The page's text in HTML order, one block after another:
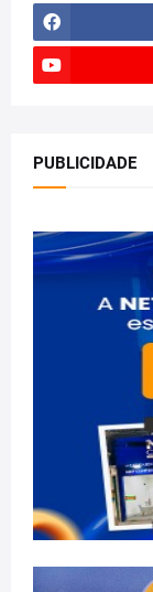
PUBLICIDADE